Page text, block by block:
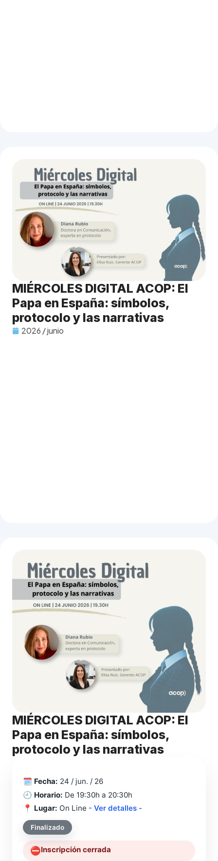
MIÉRCOLES DIGITAL ACOP: El
Papa en España: símbolos,
protocolo y las narrativas
2026 / junio
MIÉRCOLES DIGITAL ACOP: El
Papa en España: símbolos,
protocolo y las narrativas
🗓️ Fecha: 24 / jun. / 26
🕘 Horario: De 19:30h a 20:30h
📍 Lugar: On Line - Ver detalles -
Finalizado
⛔️Inscripción cerrada